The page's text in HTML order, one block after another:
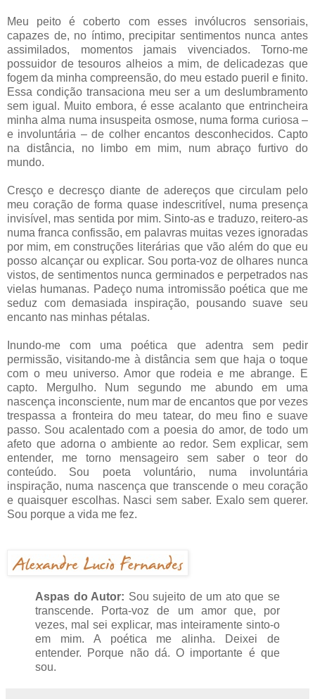
Meu peito é coberto com esses invólucros sensoriais,
capazes de, no íntimo, precipitar sentimentos nunca antes
assimilados, momentos jamais vivenciados. Torno-me
possuidor de tesouros alheios a mim, de delicadezas que
fogem da minha compreensão, do meu estado pueril e finito.
Essa condição transaciona meu ser a um deslumbramento
sem igual. Muito embora, é esse acalanto que entrincheira
minha alma numa insuspeita osmose, numa forma curiosa –
e involuntária – de colher encantos desconhecidos. Capto
na distância, no limbo em mim, num abraço furtivo do
mundo.
Cresço e decresço diante de adereços que circulam pelo
meu coração de forma quase indescritível, numa presença
invisível, mas sentida por mim. Sinto-as e traduzo, reitero-as
numa franca confissão, em palavras muitas vezes ignoradas
por mim, em construções literárias que vão além do que eu
posso alcançar ou explicar. Sou porta-voz de olhares nunca
vistos, de sentimentos nunca germinados e perpetrados nas
vielas humanas. Padeço numa intromissão poética que me
seduz com demasiada inspiração, pousando suave seu
encanto nas minhas pétalas.
Inundo-me com uma poética que adentra sem pedir
permissão, visitando-me à distância sem que haja o toque
com o meu universo. Amor que rodeia e me abrange. E
capto. Mergulho. Num segundo me abundo em uma
nascença inconsciente, num mar de encantos que por vezes
trespassa a fronteira do meu tatear, do meu fino e suave
passo. Sou acalentado com a poesia do amor, de todo um
afeto que adorna o ambiente ao redor. Sem explicar, sem
entender, me torno mensageiro sem saber o teor do
conteúdo. Sou poeta voluntário, numa involuntária
inspiração, numa nascença que transcende o meu coração
e quaisquer escolhas. Nasci sem saber. Exalo sem querer.
Sou porque a vida me fez.
Aspas do Autor: Sou sujeito de um ato que se
transcende. Porta-voz de um amor que, por
vezes, mal sei explicar, mas inteiramente sinto-o
em mim. A poética me alinha. Deixei de
entender. Porque não dá. O importante é que
sou.